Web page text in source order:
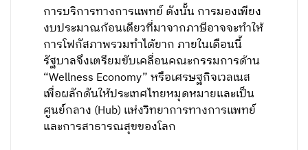
การบริการทางการแพทย์ ดังนั้น การมองเพียง
งบประมาณก้อนเดียวที่มาจากภาษีอาจจะทำให้
การโฟกัสภาพรวมทำได้ยาก ภายในเดือนนี้
รัฐบาลจึงเตรียมขับเคลื่อนคณะกรรมการด้าน
“Wellness Economy” หรือเศรษฐกิจเวลเนส
เพื่อผลักดันให้ประเทศไทยหมุดหมายและเป็น
ศูนย์กลาง (Hub) แห่งวิทยาการทางการแพทย์
และการสาธารณสุขของโลก